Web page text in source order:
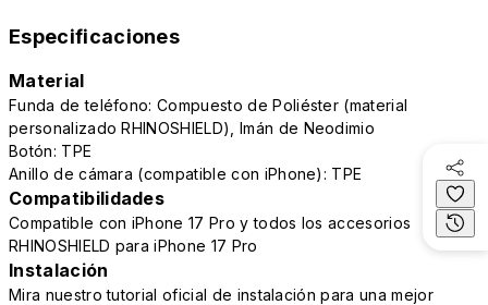
Especificaciones
Material
Funda de teléfono: Compuesto de Poliéster (material
personalizado RHINOSHIELD), Imán de Neodimio
Botón: TPE
Anillo de cámara (compatible con iPhone): TPE
Compatibilidades
Compatible con iPhone 17 Pro y todos los accesorios
RHINOSHIELD para iPhone 17 Pro
Instalación
Mira nuestro tutorial oficial de instalación para una mejor